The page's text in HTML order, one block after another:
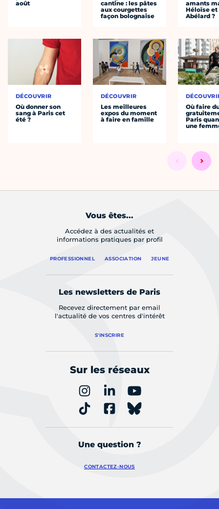
août
DÉCOUVRIR
Où donner son
sang à Paris cet
été ?
cantine : les pâtes
aux courgettes
façon bolognaise
DÉCOUVRIR
Les meilleures
expos du moment
à faire en famille
amants
Héloïse et
Abélard ?
Où faire
Paris
une
Vous êtes...
Accédez à des actualités et
informations pratiques par profil
PROFESSIONNEL ASSOCIATION JEUNE
Les newsletters de Paris
Recevez directement par email
l'actualité de vos centres d'intérêt
S'INSCRIRE
Sur les réseaux
Une question ?
CONTACTEZ-NOUS